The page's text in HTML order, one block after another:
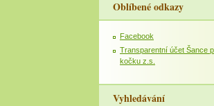
Oblíbené odkazy
Facebook
Transparentní účet Šance
kočku z.s.
Vyhledávání